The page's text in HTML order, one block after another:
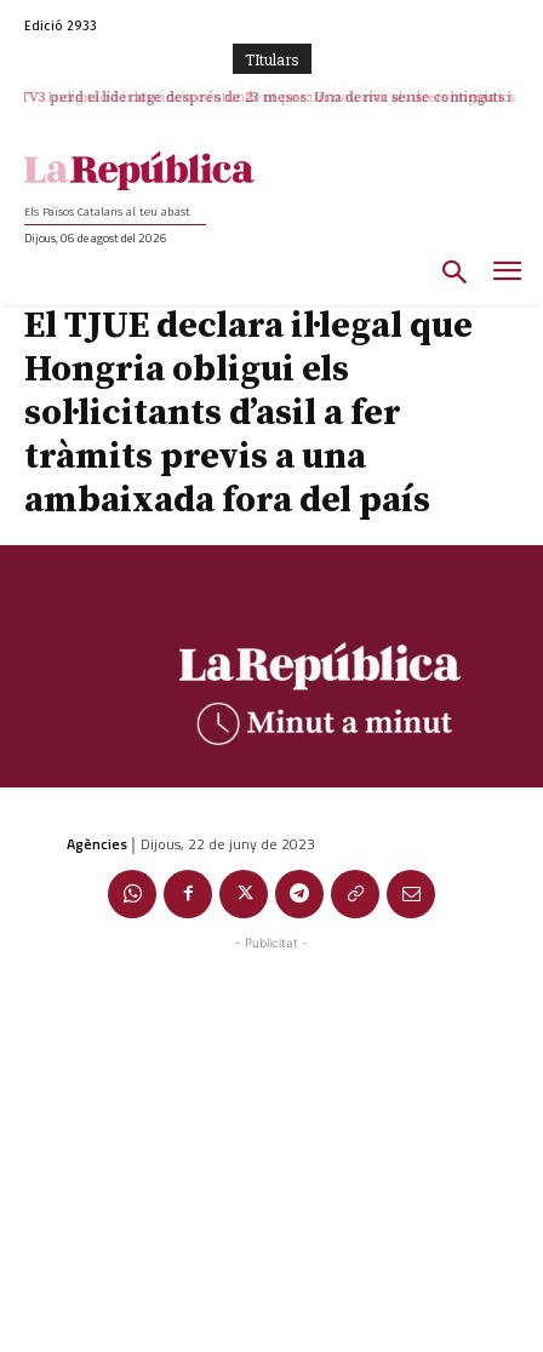
Edició 2933
TItulars
TV3 perd el lideratge després de 23 mesos: Una deriva sense continguts i
Indignació i denúncia contundent per un nou atac als drets lingüístics i a
Els Països Catalans al teu abast
Dijous, 06 de agost del 2026
El TJUE declara il·legal que
Hongria obligui els
sol·licitants d’asil a fer
tràmits previs a una
ambaixada fora del país
Agències | Dijous, 22 de juny de 2023
- Publicitat -